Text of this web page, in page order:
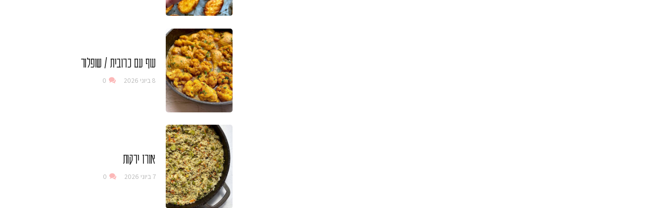
עוף עם כרובית / שופלור
8 ביוני 2026 0
אורז ירקות
7 ביוני 2026 0